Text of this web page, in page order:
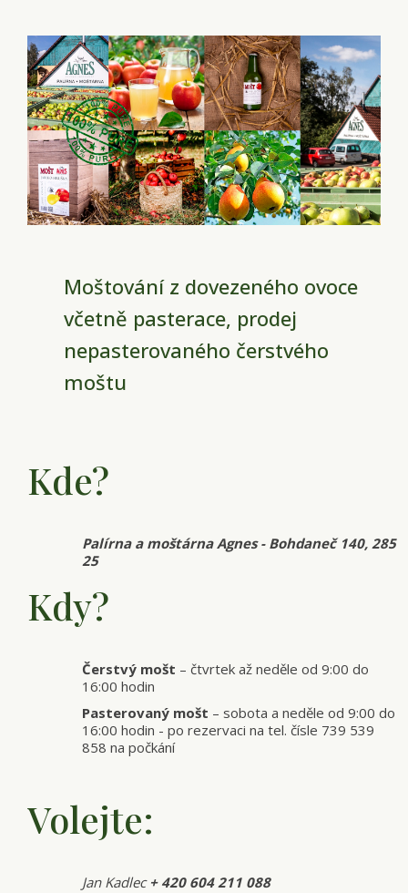
Moštování z dovezeného ovoce
včetně pasterace, prodej
nepasterovaného čerstvého
moštu
Kde?
Palírna a moštárna Agnes - Bohdaneč 140, 285
25
Kdy?
Čerstvý mošt – čtvrtek až neděle od 9:00 do
16:00 hodin
Pasterovaný mošt – sobota a neděle od 9:00 do
16:00 hodin - po rezervaci na tel. čísle 739 539
858 na počkání
Volejte:
Jan Kadlec+ 420 604 211 088